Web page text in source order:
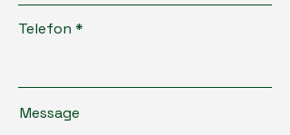
Telefon
Message